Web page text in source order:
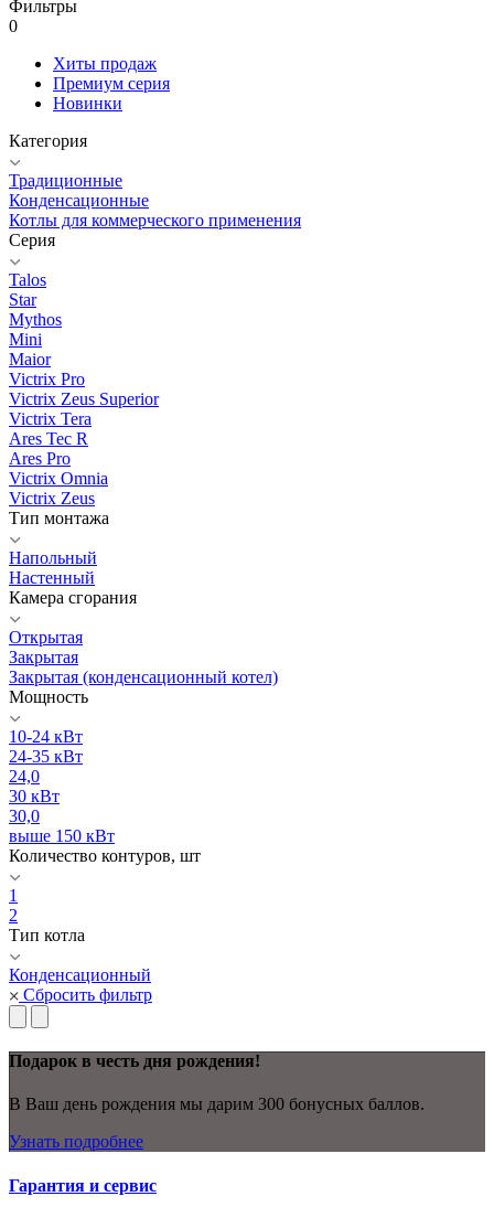
Фильтры
0
Хиты продаж
Премиум серия
Новинки
Категория
Традиционные
Конденсационные
Котлы для коммерческого применения
Серия
Talos
Star
Mythos
Mini
Maior
Victrix Pro
Victrix Zeus Superior
Victrix Tera
Ares Tec R
Ares Pro
Victrix Omnia
Victrix Zeus
Тип монтажа
Напольный
Настенный
Камера сгорания
Открытая
Закрытая
Закрытая (конденсационный котел)
Мощность
10-24 кВт
24-35 кВт
24,0
30 кВт
30,0
выше 150 кВт
Количество контуров, шт
1
2
Тип котла
Конденсационный
Сбросить фильтр
Подарок в честь дня рождения!
В Ваш день рождения мы дарим 300 бонусных баллов.
Узнать подробнее
Гарантия и сервис